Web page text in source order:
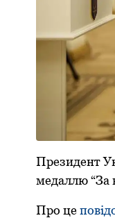
Президент
медаллю “За
Прo це